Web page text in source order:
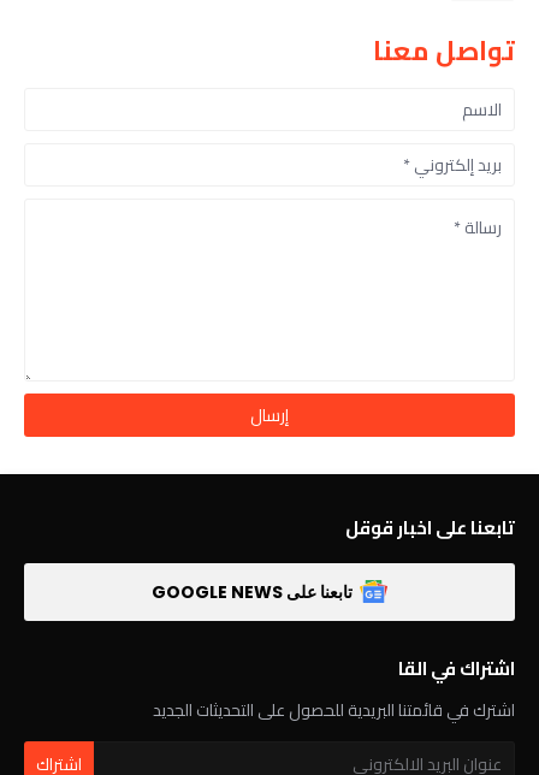
تواصل معنا
تابعنا على اخبار قوقل
تابعنا على GOOGLE NEWS
اشتراك في القا
اشترك في قائمتنا البريدية للحصول على التحديثات الجديد